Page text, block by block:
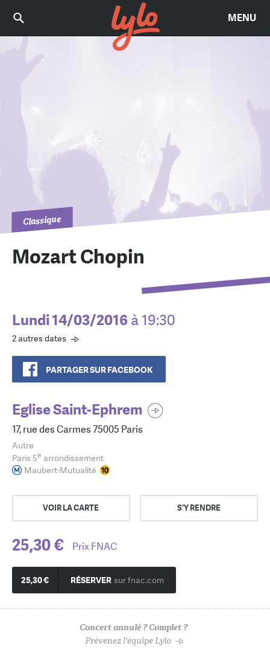
MENU
Classique
Mozart Chopin
Lundi 14/03/2016 à 19:30
2 autres dates
PARTAGER SUR FACEBOOK
Eglise Saint-Ephrem
17, rue des Carmes 75005 Paris
Autre
Paris 5e arrondissement
Maubert-Mutualité
VOIR LA CARTE S'Y RENDRE
25,30 € Prix FNAC
25,30 € RÉSERVER sur fnac.com
Concert annulé ? Complet ?
Prévenez l'équipe Lylo